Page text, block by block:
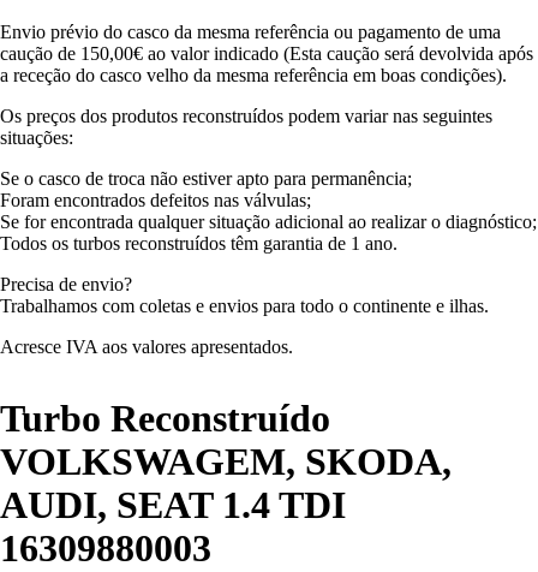
Envio prévio do casco da mesma referência ou pagamento de uma
caução de 150,00€ ao valor indicado (Esta caução será devolvida após
a receção do casco velho da mesma referência em boas condições).
Os preços dos produtos reconstruídos podem variar nas seguintes
situações:
Se o casco de troca não estiver apto para permanência;
Foram encontrados defeitos nas válvulas;
Se for encontrada qualquer situação adicional ao realizar o diagnóstico;
Todos os turbos reconstruídos têm garantia de 1 ano.
Precisa de envio?
Trabalhamos com coletas e envios para todo o continente e ilhas.
Acresce IVA aos valores apresentados.
Turbo Reconstruído
VOLKSWAGEM, SKODA,
AUDI, SEAT 1.4 TDI
16309880003